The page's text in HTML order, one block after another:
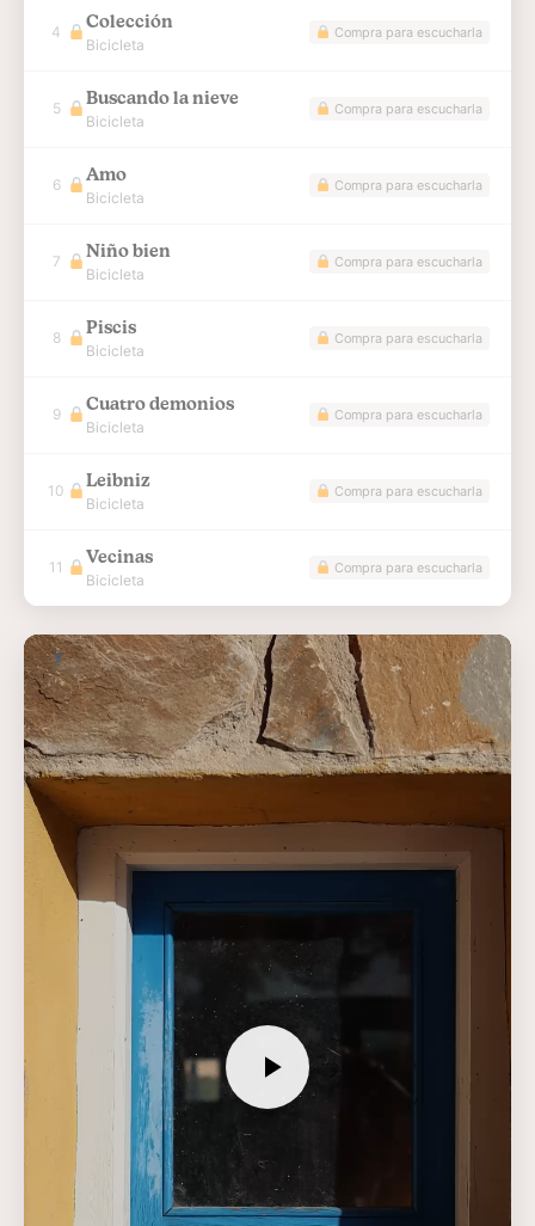
4 Colección
Bicicleta
Compra para escucharla
5 Buscando la nieve
Bicicleta
Compra para escucharla
6 Amo
Bicicleta
Compra para escucharla
7 Niño bien
Bicicleta
Compra para escucharla
8 Piscis
Bicicleta
Compra para escucharla
9 Cuatro demonios
Bicicleta
Compra para escucharla
10 Leibniz
Bicicleta
Compra para escucharla
11 Vecinas
Bicicleta
Compra para escucharla